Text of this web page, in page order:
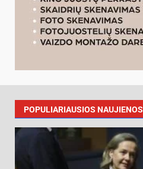
POPULIARIAUSIOS NAUJIENOS